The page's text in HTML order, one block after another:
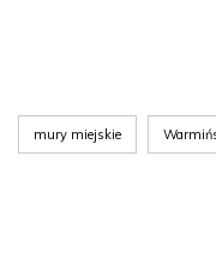
mury miejskie